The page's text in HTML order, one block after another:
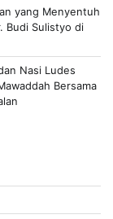
yang Menyentuh
Budi Sulistyo di
Nasi Ludes
Bersama